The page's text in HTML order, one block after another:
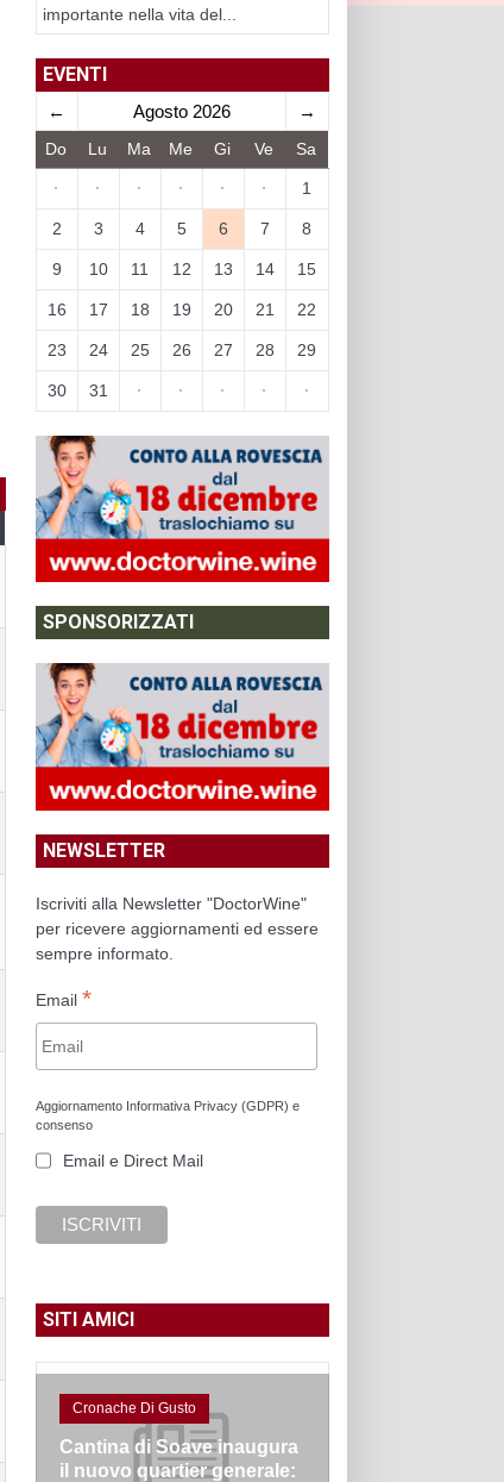
importante nella vita del...
EVENTI
← Agosto 2026 →
Do Lu Ma Me Gi Ve Sa
· · · · · · 1
2 3 4 5 6 7 8
9 10 11 12 13 14 15
16 17 18 19 20 21 22
23 24 25 26 27 28 29
30 31 · · · · ·
SPONSORIZZATI
NEWSLETTER
Iscriviti alla Newsletter "DoctorWine"
per ricevere aggiornamenti ed essere
sempre informato.
Email *
Aggiornamento Informativa Privacy (GDPR) e
consenso
Email e Direct Mail
SITI AMICI
Cronache Di Gusto
Cantina di Soave inaugura
il nuovo quartier generale: